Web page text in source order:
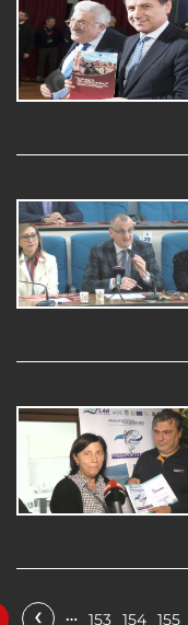
‹ … 153 154 155